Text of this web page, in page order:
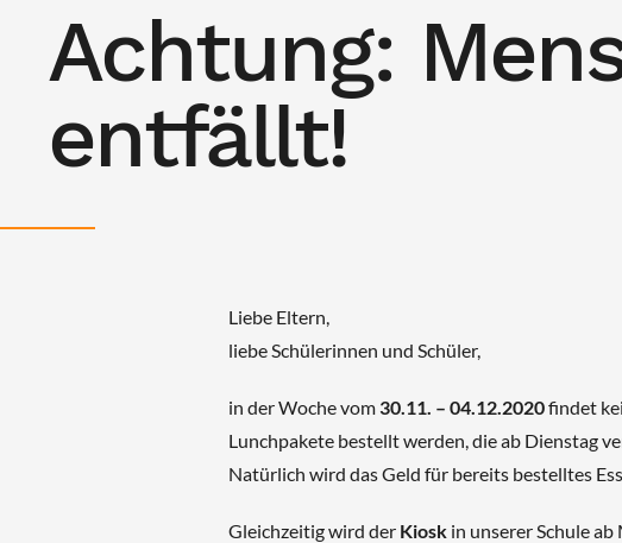
Achtung:
entfällt!
Liebe Eltern,
liebe Schülerinnen und Schüler,
in der Woche vom 30.11. – 04.12.2020findet
Lunchpakete bestellt werden, die ab Dienstag
Natürlich wird das Geld für bereits bestelltes
Gleichzeitig wird der Kiosk in unserer Schule